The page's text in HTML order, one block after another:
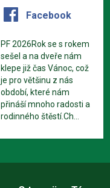
Facebook
PF 2026Rok se s rokem
sešel a na dveře nám
klepe již čas Vánoc, což
je pro většinu z nás
období, které nám
přináší mnoho radosti a
rodinného štěstí.Ch...